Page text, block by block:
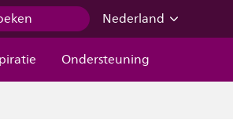
Nederland
Ondersteuning